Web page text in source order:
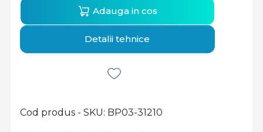
Cod produs - SKU BP03-31210
Adauga in cos
Detalii tehnice